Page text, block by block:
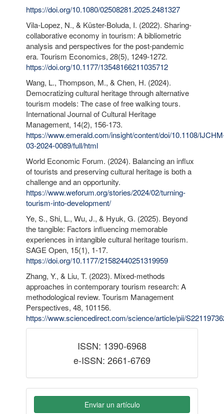
https://doi.org/10.1080/02508281.2025.2481327
Vila-Lopez, N., & Küster-Boluda, I. (2022). Sharing-
collaborative economy in tourism: A bibliometric
analysis and perspectives for the post-pandemic
era. Tourism Economics, 28(5), 1249-1272.
https://doi.org/10.1177/13548166211035712
Wang, L., Thompson, M., & Chen, H. (2024).
Democratizing cultural heritage through alternative
tourism models: The case of free walking tours.
International Journal of Cultural Heritage
Management, 14(2), 156-173.
https://www.emerald.com/insight/content/doi/10.1108/
03-2024-0089/full/html
World Economic Forum. (2024). Balancing an influx
of tourists and preserving cultural heritage is both a
challenge and an opportunity.
https://www.weforum.org/stories/2024/02/turning-
tourism-into-development/
Ye, S., Shi, L., Wu, J., & Hyuk, G. (2025). Beyond
the tangible: Factors influencing memorable
experiences in intangible cultural heritage tourism.
SAGE Open, 15(1), 1-17.
https://doi.org/10.1177/21582440251319959
Zhang, Y., & Liu, T. (2023). Mixed-methods
approaches in contemporary tourism research: A
methodological review. Tourism Management
Perspectives, 48, 101156.
https://www.sciencedirect.com/science/article/pii/
ISSN: 1390-6968
e-ISSN: 2661-6769
Enviar un artículo